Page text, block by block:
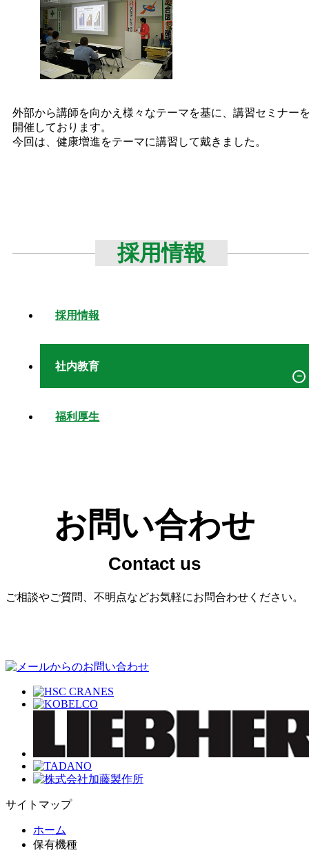
外部から講師を向かえ様々なテーマを基に、講習セミナー
開催しております。
今回は、健康増進をテーマに講習して戴きました。
採用情報
採用情報
社内教育
福利厚生
お問い合わせ
ご相談やご質問、不明点などお気軽にお問合わせください。
サイトマップ
ホーム
保有機種